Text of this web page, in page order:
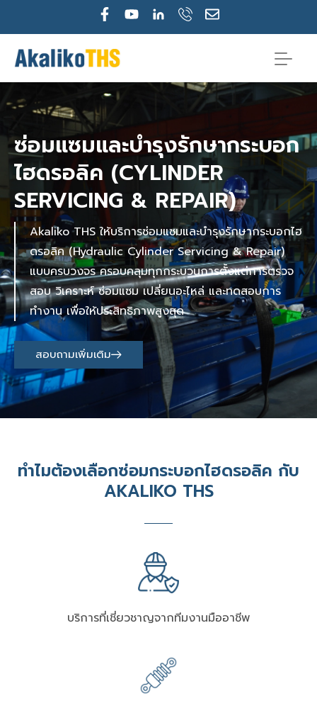
F
a
e
b
o
o
k
-
f
Y
b
E
o
p
ซ่อมแซมและบำรุงรักษากระบอก
ไฮดรอลิค (CYLINDER
SERVICING & REPAIR)
Akaliko THS ให้บริการซ่อมแซมและบำรุงรักษากระบอกไฮ
ดรอลิค (Hydraulic Cylinder Servicing & Repair)
แบบครบวงจร ครอบคลุมทุกกระบวนการตั้งแต่การตรวจ
สอบ วิเคราะห์ ซ่อมแซม เปลี่ยนอะไหล่ และทดสอบการ
ทำงาน เพื่อให้ประสิทธิภาพสูงสุด
สอบถามเพิ่มเติม
ทำไมต้องเลือกซ่อมกระบอกไฮดรอลิค กับ
AKALIKO THS
บริการที่เชี่ยวชาญจากทีมงานมืออาชีพ